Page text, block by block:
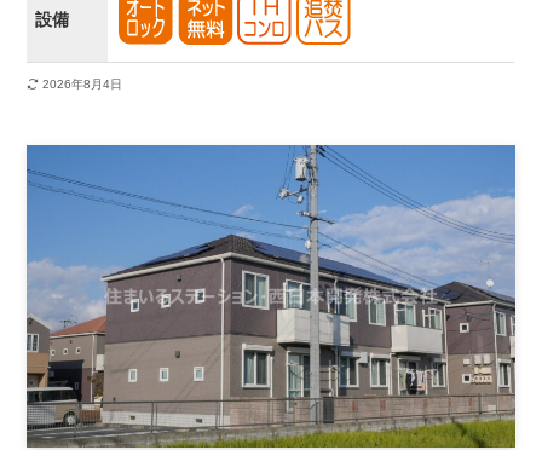
設備
2026年8月4日